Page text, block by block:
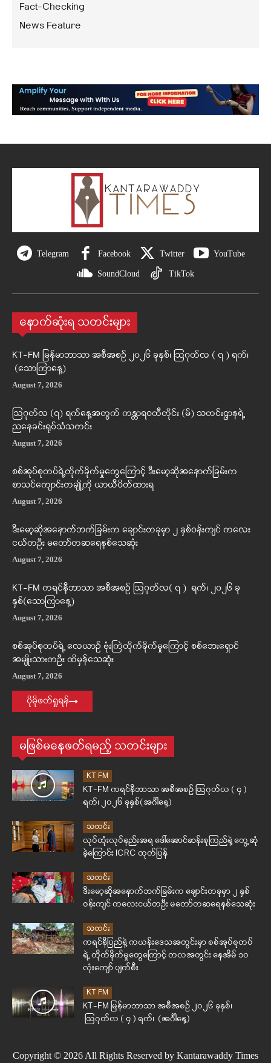
Fact-Checking
News Feature
Telegram Facebook Twitter YouTube
SoundCloud TikTok
နောက်ဆုံးရ သတင်းများ
KT-FM မြန်မာဘာသာ အစီအစဉ် ၂၀၂၆ ခုနှစ်၊ ဩဂုတ်လ ( ၇ ) ရက်၊
(သောကြာနေ့)
August 7, 2026
ဩဂုတ်လ (၇) ရက်နေ့အတွက် ကန္တာရဝတီတိုင်း (မ်) သတင်းဌာနရဲ့
ညနေခင်းရုပ်သံသတင်း
August 7, 2026
စစ်အုပ်စုတပ်ရဲ့တိုက်ခိုက်မှုတွေကြောင့် ဒီးမော့ဆိုအနောက်ခြမ်းက
စာသင်ကျောင်းတချို့ကို ယာယီပိတ်ထားရ
August 7, 2026
ဒီးမော့ဆိုအနောက်ဘက်ခြမ်းက ချောင်းတခုမှာ ၂ နှစ်ဝန်းကျင် ကလေး
ငယ်တဦး မတော်တဆရေနစ်သေဆုံး
August 7, 2026
KT-FM ကရင်နီဘာသာ အစီအစဉ် ဩဂုတ်လ( ၇ ) ရက်၊ ၂၀၂၆ ခု
နှစ်(သောကြာနေ့)
August 7, 2026
စစ်အုပ်စုတပ်ရဲ့ လေယာဉ် ဗုံးကြဲတိုက်ခိုက်မှုကြောင့် စစ်ဘေးရှောင်
အမျိုးသားတဦး ထိမှန်သေဆုံး
August 7, 2026
ပိုမိုဖတ်ရှုရန်
မဖြစ်မနေဖတ်ရမည့် သတင်းများ
KT FM
KT-FM ကရင်နီဘာသာ အစီအစဉ် ဩဂုတ်လ ( ၄ )
ရက်၊ ၂၀၂၆ ခုနှစ်(အင်္ဂါနေ့)
သတင်း
လုပ်ထုံးလုပ်နည်းအရ ဒေါ်အောင်ဆန်းစုကြည်နဲ့ တွေ့ဆုံ
ခဲ့ကြောင်း ICRC ထုတ်ပြန်
သတင်း
ဒီးမော့ဆိုအနောက်ဘက်ခြမ်းက ချောင်းတခုမှာ ၂ နှစ်
ဝန်းကျင် ကလေးငယ်တဦး မတော်တဆရေနစ်သေဆုံး
သတင်း
ကရင်နီပြည်နဲ့ ကယန်းဒေသအတွင်းမှာ စစ်အုပ်စုတပ်
ရဲ့ တိုက်ခိုက်မှုတွေကြောင့် တလအတွင်း နေအိမ် ၁၀
လုံးကျော် ပျက်စီး
KT FM
KT-FM မြန်မာဘာသာ အစီအစဉ် ၂၀၂၆ ခုနှစ်၊
ဩဂုတ်လ ( ၄ ) ရက်၊ (အင်္ဂါနေ့)
Copyright © 2026 All Rights Reserved by Kantarawaddy Times